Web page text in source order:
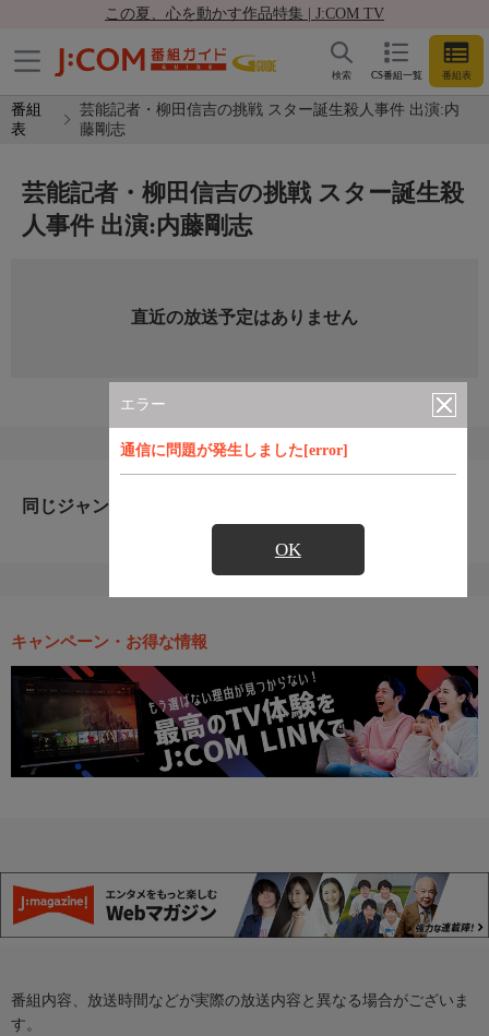
この夏、心を動かす作品特集 | J:COM TV
CS番組一覧 番組表
検索
番組
表
芸能記者・柳田信吉の挑戦 スター誕生殺人事件 出演:内
藤剛志
エラー
通信に問題が発生しました[error]
OK
芸能記者・柳田信吉の挑戦 スター誕生殺
人事件 出演:内藤剛志
直近の放送予定はありません
同じジャンルのおすすめ番組
キャンペーン・お得な情報
番組内容、放送時間などが実際の放送内容と異なる場合がございま
す。